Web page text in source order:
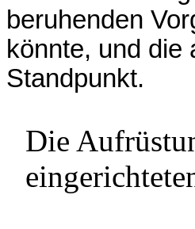
beruhenden
könnte, und die
Standpunkt.
Die